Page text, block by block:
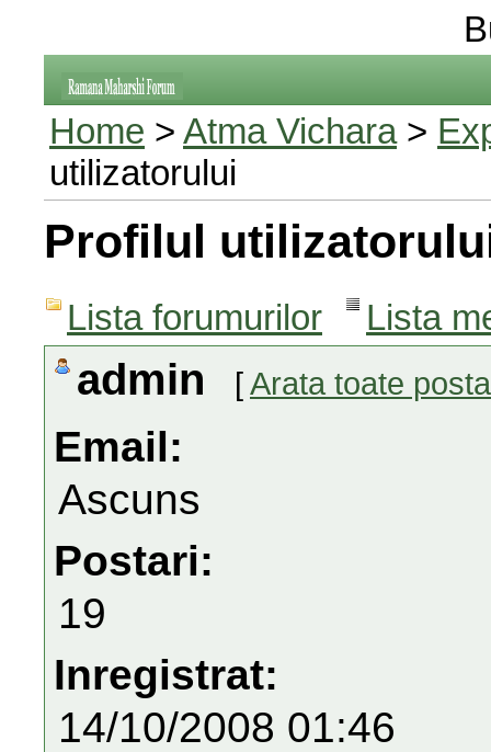
Home > Atma Vichara>
utilizatorului
Profilul
Lista forumurilor Lista
admin [Arata toate
Email:
Ascuns
Postari:
19
Inregistrat:
14/10/2008 01:46